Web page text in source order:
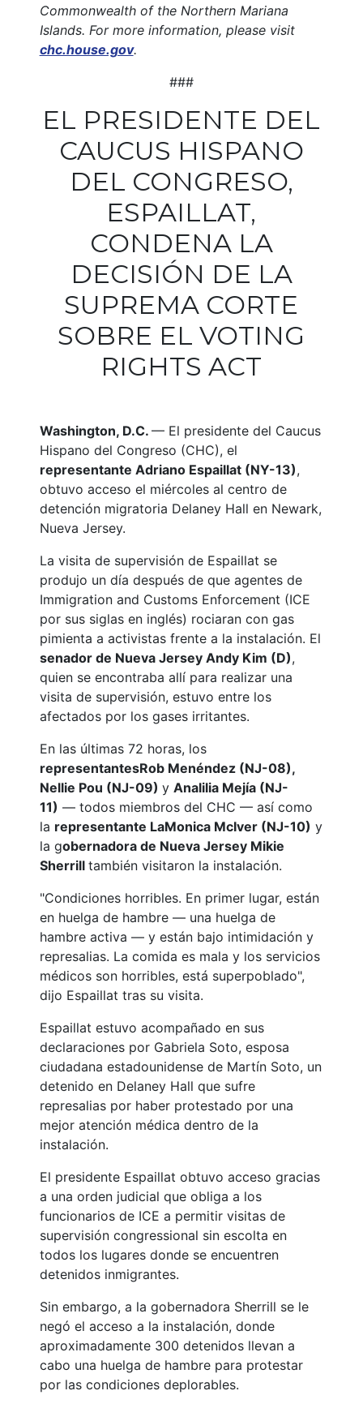
Commonwealth of the Northern Mariana
Islands. For more information, please visit
chc.house.gov.
###
EL PRESIDENTE DEL
CAUCUS HISPANO
DEL CONGRESO,
ESPAILLAT,
CONDENA LA
DECISIÓN DE LA
SUPREMA CORTE
SOBRE EL VOTING
RIGHTS ACT
Washington, D.C. — El presidente del Caucus
Hispano del Congreso (CHC), el
representante Adriano Espaillat (NY-13),
obtuvo acceso el miércoles al centro de
detención migratoria Delaney Hall en Newark,
Nueva Jersey.
La visita de supervisión de Espaillat se
produjo un día después de que agentes de
Immigration and Customs Enforcement (ICE
por sus siglas en inglés) rociaran con gas
pimienta a activistas frente a la instalación. El
senador de Nueva Jersey Andy Kim (D),
quien se encontraba allí para realizar una
visita de supervisión, estuvo entre los
afectados por los gases irritantes.
En las últimas 72 horas, los
representantesRob Menéndez (NJ-08),
Nellie Pou (NJ-09) y Analilia Mejía (NJ-
11) — todos miembros del CHC — así como
la representante LaMonica McIver (NJ-10) y
la gobernadora de Nueva Jersey Mikie
Sherrill también visitaron la instalación.
"Condiciones horribles. En primer lugar, están
en huelga de hambre — una huelga de
hambre activa — y están bajo intimidación y
represalias. La comida es mala y los servicios
médicos son horribles, está superpoblado",
dijo Espaillat tras su visita.
Espaillat estuvo acompañado en sus
declaraciones por Gabriela Soto, esposa
ciudadana estadounidense de Martín Soto, un
detenido en Delaney Hall que sufre
represalias por haber protestado por una
mejor atención médica dentro de la
instalación.
El presidente Espaillat obtuvo acceso gracias
a una orden judicial que obliga a los
funcionarios de ICE a permitir visitas de
supervisión congressional sin escolta en
todos los lugares donde se encuentren
detenidos inmigrantes.
Sin embargo, a la gobernadora Sherrill se le
negó el acceso a la instalación, donde
aproximadamente 300 detenidos llevan a
cabo una huelga de hambre para protestar
por las condiciones deplorables.